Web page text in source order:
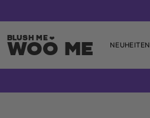
Woo Me NEUHEITEN